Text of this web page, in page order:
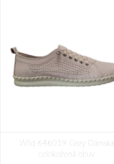
Wild 646019 Grey Dámska
celokožená obuv